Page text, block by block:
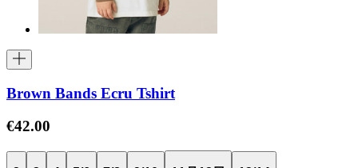
Brown Bands Ecru Tshirt
€42.00